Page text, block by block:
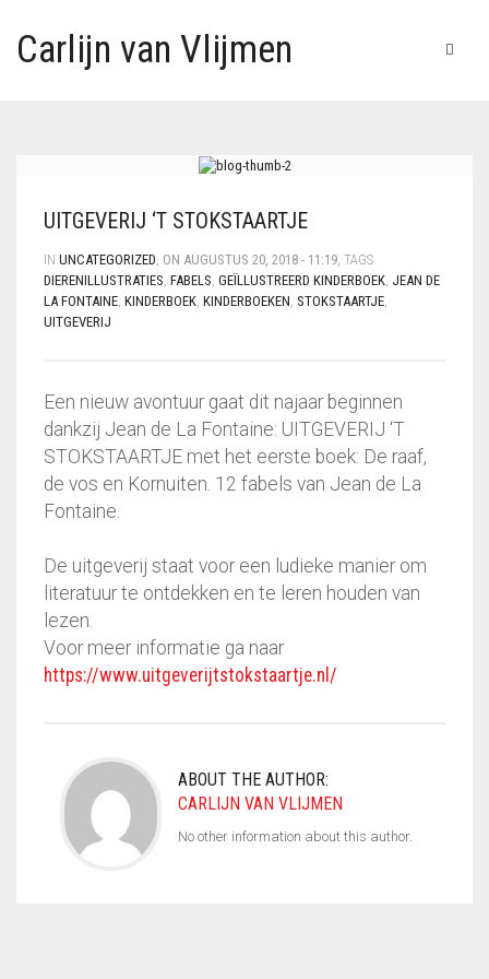
Carlijn van Vlijmen
UITGEVERIJ ‘T STOKSTAARTJE
IN UNCATEGORIZED ON AUGUSTUS 20, 2018 - 11:19 , TAGS
DIERENILLUSTRATIES FABELS GEÏLLUSTREERD KINDERBOEK JEAN DE
LA FONTAINE KINDERBOEK KINDERBOEKEN STOKSTAARTJE
UITGEVERIJ
Een nieuw avontuur gaat dit najaar beginnen
dankzij Jean de La Fontaine: UITGEVERIJ ‘T
STOKSTAARTJE met het eerste boek: De raaf,
de vos en Kornuiten. 12 fabels van Jean de La
Fontaine.
De uitgeverij staat voor een ludieke manier om
literatuur te ontdekken en te leren houden van
lezen.
Voor meer informatie ga naar
https://www.uitgeverijtstokstaartje.nl/
ABOUT THE AUTHOR:
CARLIJN VAN VLIJMEN
No other information about this author.